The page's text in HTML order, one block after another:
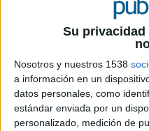
Su privacidad
Nosotros y nuestros 1538
a información en un
datos personales, como
estándar enviada por un
personalizado, medición de
Forma parte de la